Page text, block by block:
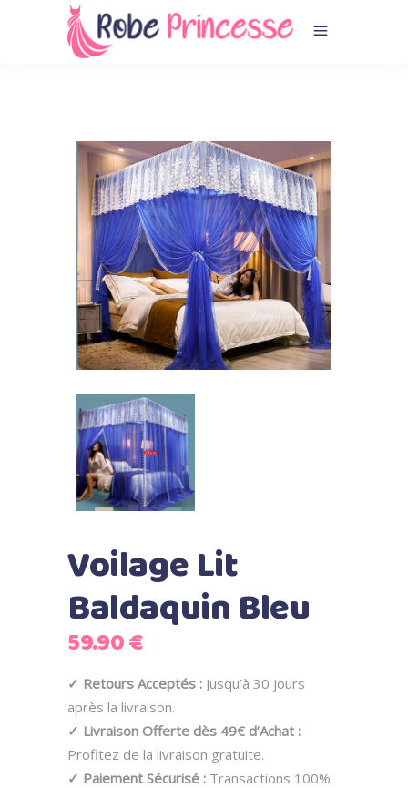
Voilage Lit
Baldaquin Bleu
59.90€
✓ Retours Acceptés : Jusqu’à 30 jours
après la livraison.
✓ Livraison Offerte dès 49€ d’Achat :
Profitez de la livraison gratuite.
✓ Paiement Sécurisé : Transactions 100%